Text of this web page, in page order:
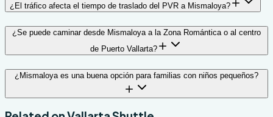
¿El tráfico afecta el tiempo de traslado del PVR a Mismaloya?
¿Se puede caminar desde Mismaloya a la Zona Romántica o al centro
de Puerto Vallarta?
¿Mismaloya es una buena opción para familias con niños pequeños?